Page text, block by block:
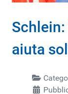
aiuta